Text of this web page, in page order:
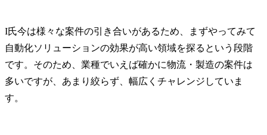
I氏今は様々な案件の引き合いがあるため、まずやってみて
自動化ソリューションの効果が高い領域を探るという段階
です。そのため、業種でいえば確かに物流・製造の案件は
多いですが、あまり絞らず、幅広くチャレンジしていま
す。